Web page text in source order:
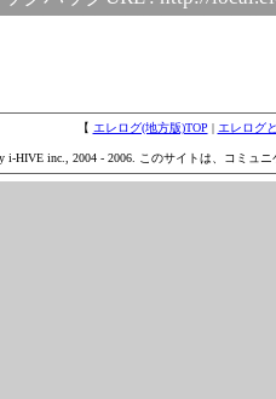
【 エレログ(地方版)TOP | エレログ
i-HIVE inc., 2004 - 2006. このサイトは、コミュ